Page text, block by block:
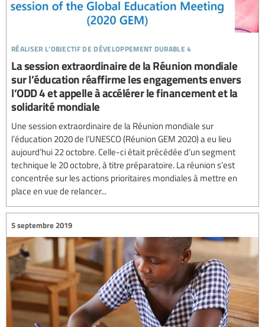
réaliser l’objectif de développement durable 4
La session extraordinaire de la Réunion mondiale
sur l’éducation réaffirme les engagements envers
l’ODD 4 et appelle à accélérer le financement et la
solidarité mondiale
Une session extraordinaire de la Réunion mondiale sur
l’éducation 2020 de l’UNESCO (Réunion GEM 2020) a eu lieu
aujourd’hui 22 octobre. Celle-ci était précédée d’un segment
technique le 20 octobre, à titre préparatoire. La réunion s’est
concentrée sur les actions prioritaires mondiales à mettre en
place en vue de relancer...
5 septembre 2019